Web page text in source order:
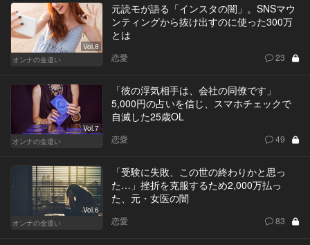
Vol.8
オンナの金遣い
元読モが語る「インスタの闇」。SNSマウ
ンティングから抜け出すのに使った300万
とは
恋愛 23
Vol.7
オンナの金遣い
「彼の浮気相手は、会社の同僚です」
5,000円の占いを信じ、スマホチェックで
自滅した25歳OL
恋愛 49
Vol.6
オンナの金遣い
「受験に失敗、この世の終わりかと思っ
た…」挫折を克服するため2,000万払っ
た、元・女医の闇
恋愛 83